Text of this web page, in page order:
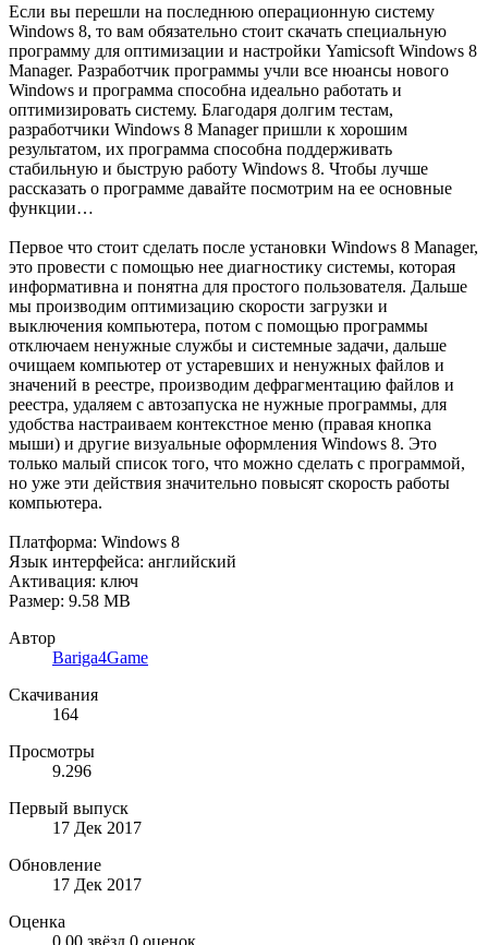
Если вы перешли на последнюю операционную систему
Windows 8, то вам обязательно стоит скачать специальную
программу для оптимизации и настройки Yamicsoft Windows 8
Manager. Разработчик программы учли все нюансы нового
Windows и программа способна идеально работать и
оптимизировать систему. Благодаря долгим тестам,
разработчики Windows 8 Manager пришли к хорошим
результатом, их программа способна поддерживать
стабильную и быструю работу Windows 8. Чтобы лучше
рассказать о программе давайте посмотрим на ее основные
функции…
Первое что стоит сделать после установки Windows 8 Manager,
это провести с помощью нее диагностику системы, которая
информативна и понятна для простого пользователя. Дальше
мы производим оптимизацию скорости загрузки и
выключения компьютера, потом с помощью программы
отключаем ненужные службы и системные задачи, дальше
очищаем компьютер от устаревших и ненужных файлов и
значений в реестре, производим дефрагментацию файлов и
реестра, удаляем с автозапуска не нужные программы, для
удобства настраиваем контекстное меню (правая кнопка
мыши) и другие визуальные оформления Windows 8. Это
только малый список того, что можно сделать с программой,
но уже эти действия значительно повысят скорость работы
компьютера.
Платформа: Windows 8
Язык интерфейса: английский
Активация: ключ
Размер: 9.58 MB
Автор
Bariga4Game
Скачивания
164
Просмотры
9.296
Первый выпуск
17 Дек 2017
Обновление
17 Дек 2017
Оценка
0,00 звёзд 0 оценок